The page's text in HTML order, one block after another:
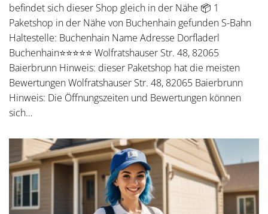
befindet sich dieser Shop gleich in der Nähe 📦 1
Paketshop in der Nähe von Buchenhain gefunden S-Bahn
Haltestelle: Buchenhain Name Adresse Dorfladerl
Buchenhain⭐⭐⭐⭐⭐ Wolfratshauser Str. 48, 82065
Baierbrunn Hinweis: dieser Paketshop hat die meisten
Bewertungen Wolfratshauser Str. 48, 82065 Baierbrunn
Hinweis: Die Öffnungszeiten und Bewertungen können
sich…